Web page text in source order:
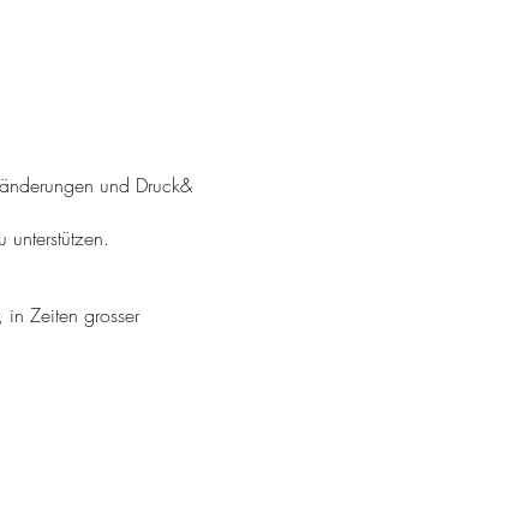
und Druck&
in Zeiten grosser
gezielt durchatmen,